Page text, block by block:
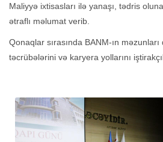
Maliyyə ixtisasları ilə yanaşı, tədris
ətraflı məlumat verib.
Qonaqlar sırasında BANM-ın
təcrübələrini və karyera yollarını